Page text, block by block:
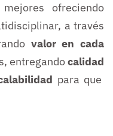
ofreciendo
a través
valor en cada
entregandocalidad
para que